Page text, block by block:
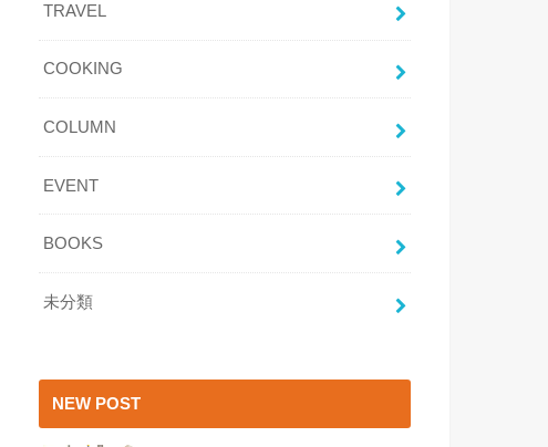
TRAVEL
COOKING
COLUMN
EVENT
BOOKS
未分類
NEW POST